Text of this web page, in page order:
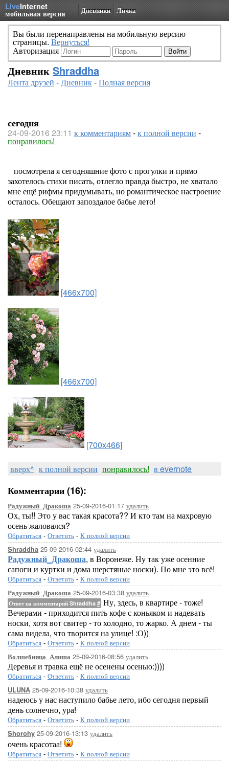
LiveInternet
мобильная версия Дневники Личка
Вы были перенаправлены на мобильную версию
страницы. Вернуться!
Авторизация
Дневник Shraddha
Лента друзей -Дневник-Полная версия
сегодня
24-09-2016 23:11 к комментариям-к полной версии -
понравилось!
посмотрела я сегодняшние фото с прогулки и прямо
захотелось стихи писать, отлегло правда быстро, не хватало
мне ещё рифмы придумывать, но романтическое настроение
осталось. Обещают запоздалое бабье лето!
[466x700]
[466x700]
[700x466]
вверх^ к полной версии понравилось! в evernote
Комментарии (16):
Радужный_Дракоша 25-09-2016-01:17 удалить
Ох, ты!! Это у вас такая красота?? И кто там на махровую
осень жаловался?
Обратиться - Ответить - К полной версии
Shraddha 25-09-2016-02:44 удалить
Радужный_Дракоша, в Воронеже. Ну так уже осенние
сапоги и куртки и дома шерстяные носки). По мне это всё!
Обратиться - Ответить - К полной версии
Радужный_Дракоша 25-09-2016-03:38 удалить
Ответ на комментарий Shraddha # Ну, здесь, в квартире - тоже!
Вечерами - приходится пить кофе с коньяком и надевать
носки, хотя вот свитер - то холодно, то жарко. А днем - ты
сама видела, что творится на улице! :О))
Обратиться - Ответить - К полной версии
Волшебница_Алиша 25-09-2016-08:56 удалить
Деревья и травка ещё не осенены осенью:))))
Обратиться - Ответить - К полной версии
ULUNA 25-09-2016-10:38 удалить
надеюсь у нас наступило бабье лето, ибо сегодня первый
день солнечно, ура!
Обратиться - Ответить - К полной версии
Shorohy 25-09-2016-13:13 удалить
очень красотаа!
Обратиться - Ответить - К полной версии